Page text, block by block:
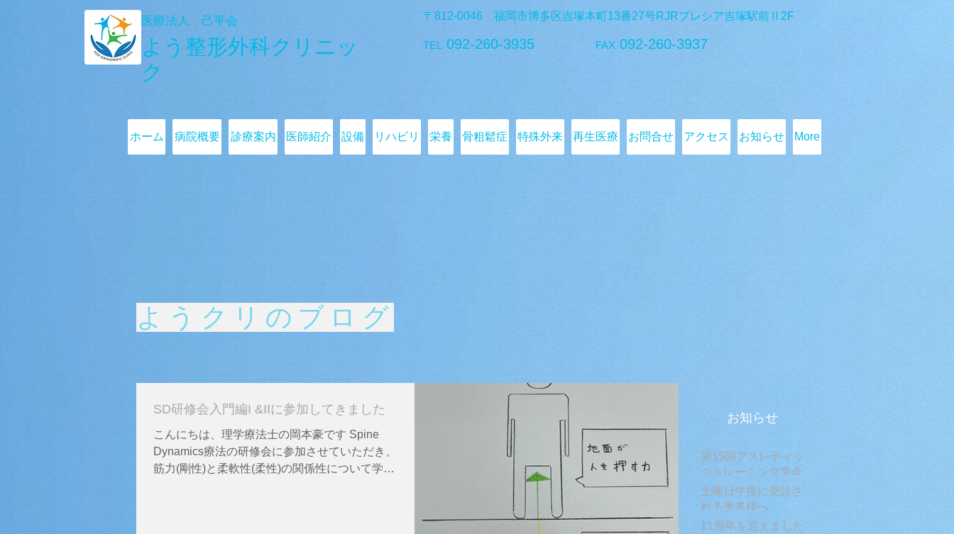
医療法人 己平会
よう整形外科クリニッ
ク
〒812-0046 福岡市博多区吉塚本町13番27号RJRプレシア吉塚駅前Ⅱ2F
TEL 092-260-3935FAX092-260-3937
ホーム 病院概要 診療案内 医師紹介 設備 リハビリ 栄養 骨粗鬆症 特殊外来 再生医療 お問合せ アクセス お知らせ More
ようクリのブログ
SD研修会入門編I &IIに参加してきました
こんにちは、理学療法士の岡本豪です Spine
Dynamics療法の研修会に参加させていただき、
筋力(剛性)と柔軟性(柔性)の関係性について学び
お知らせ
第15回アスレティッ
クトレーニング学会
学術大会に参加して
きました
土曜日午後に受診さ
れる患者様へ
11周年を迎えました